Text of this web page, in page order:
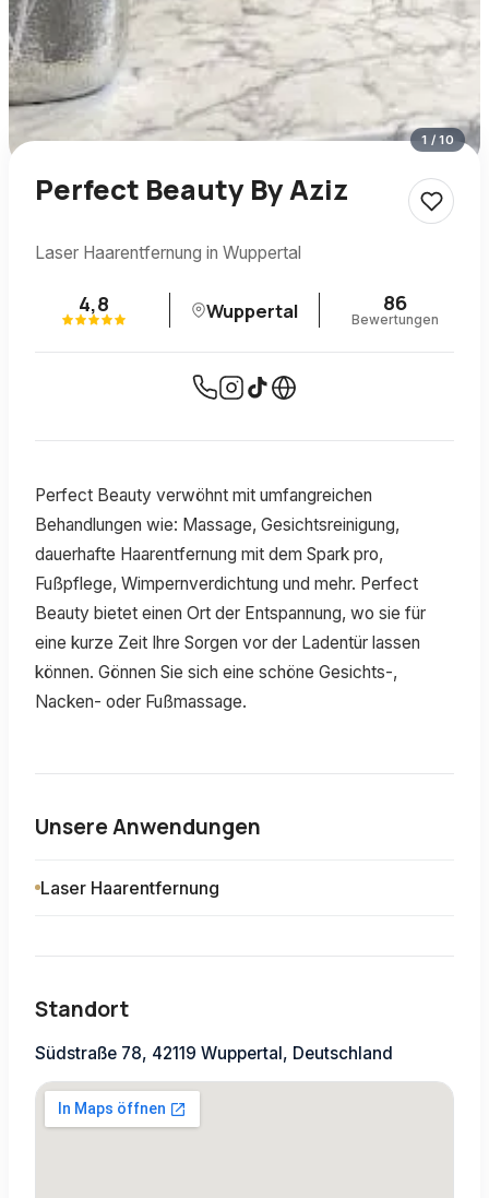
1 /10
Perfect Beauty By Aziz
Laser Haarentfernung in Wuppertal
4,8 Wuppertal 86
Bewertungen
Perfect Beauty verwöhnt mit umfangreichen
Behandlungen wie: Massage, Gesichtsreinigung,
dauerhafte Haarentfernung mit dem Spark pro,
Fußpflege, Wimpernverdichtung und mehr. Perfect
Beauty bietet einen Ort der Entspannung, wo sie für
eine kurze Zeit Ihre Sorgen vor der Ladentür lassen
können. Gönnen Sie sich eine schöne Gesichts-,
Nacken- oder Fußmassage.
Unsere Anwendungen
Laser Haarentfernung
Standort
Südstraße 78, 42119 Wuppertal, Deutschland